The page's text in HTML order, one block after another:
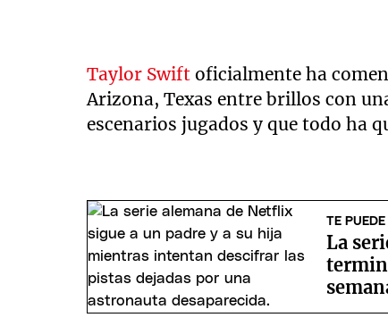
Taylor Swift oficialmente ha
Arizona, Texas entre brillos con
escenarios jugados y que todo ha
TE
La